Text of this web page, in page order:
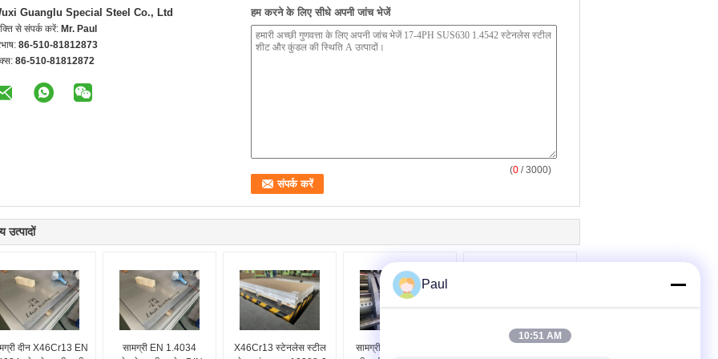
Guanglu Special Steel Co., Ltd
से संपर्क करें: Mr. Paul
86-510-81812873
86-510-81812872
हम करने के लिए सीधे अपनी जांच भेजें
(0 / 3000)
उत्पादों
दीन X46Cr13 EN
सामग्री EN 1.4034
X46Cr13 स्टेनलेस स्टील
सामग्री 1.4034 स्टेनलेस
Paul
10:51 AM